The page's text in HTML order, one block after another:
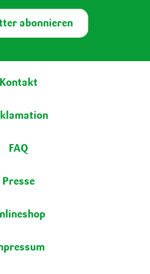
abonnieren
Kontakt
FAQ
Presse